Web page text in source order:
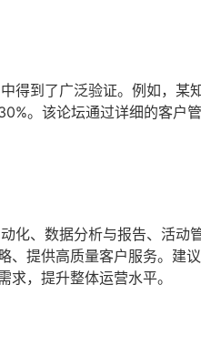
得到了广泛验证。例如，某
。该论坛通过详细的客户
化、数据分析与报告、活动
、提供高质量客户服务。建
，提升整体运营水平。